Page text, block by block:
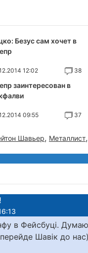
Безус сам хочет в
12:02 38
заинтересован в
09:55 37
Шавьер, Металлист,
в Фейсбуці. Думаю
Шавік до